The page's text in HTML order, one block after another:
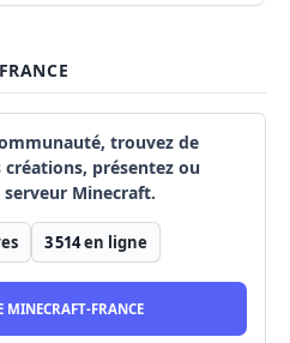
trouvez de
créations, présentez ou
Minecraft.
3 514en ligne
MINECRAFT-FRANCE